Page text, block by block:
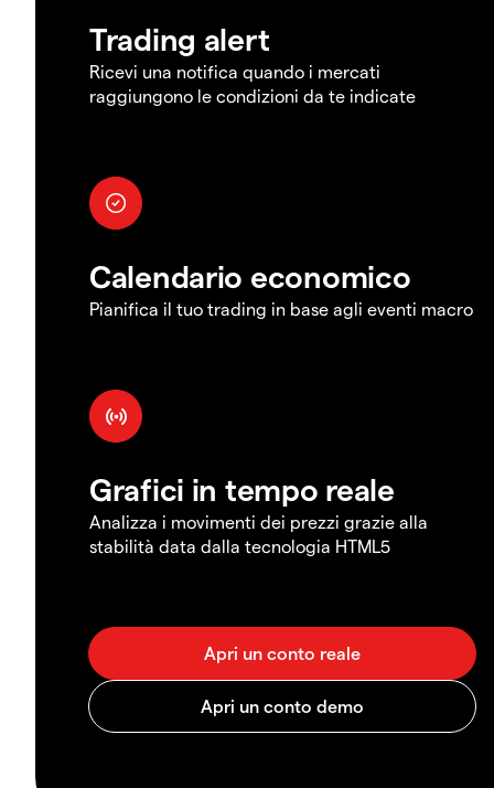
Trading alert
Ricevi una notifica quando i mercati
raggiungono le condizioni da te indicate
Calendario economico
Pianifica il tuo trading in base agli eventi macro
Grafici in tempo reale
Analizza i movimenti dei prezzi grazie alla
stabilità data dalla tecnologia HTML5